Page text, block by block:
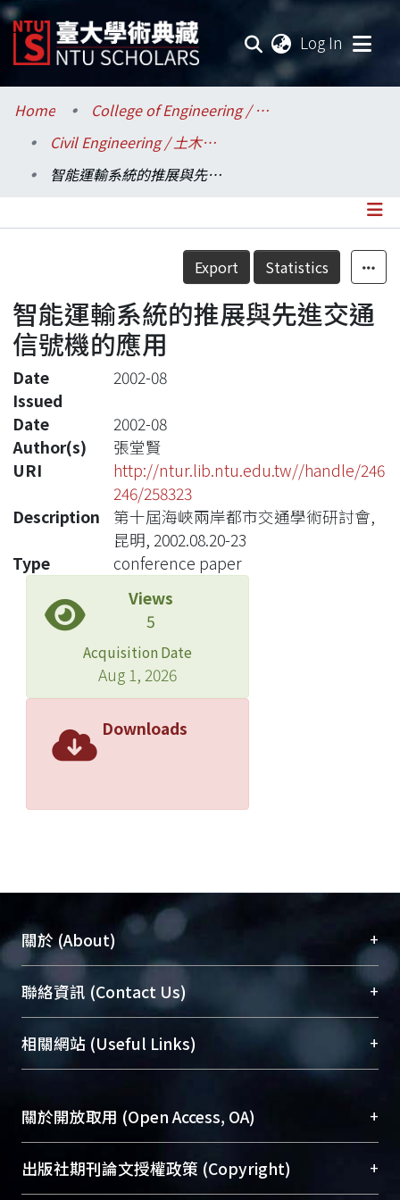
Log In
Communities & Collections
Research Outputs
Statistics
Home
College of Engineering / 工學院
Civil Engineering / 土木工程學系
智能運輸系統的推展與先進交通信號機的應用
Details
Export Statistics
智能運輸系統的推展與先進交通
信號機的應用
Date
Issued
2002-08
Date
2002-08
Author(s)
張堂賢
URI
http://ntur.lib.ntu.edu.tw//handle/246
246/258323
Description
第十屆海峽兩岸都市交通學術研討會,
昆明, 2002.08.20-23
Type
conference paper
Views
5
Acquisition Date
Aug 1, 2026
Downloads
關於 (About) +
臺大位居世界頂尖大學之列，為永久珍藏及向國際
展現本校豐碩的研究成果及學術能量，圖書館整合
機構典藏（NTUR）與學術庫（AH）不同功能平
台，成為臺大學術典藏NTU scholars。期能整合研
究能量、促進交流合作、保存學術產出、推廣研究
成果。
To permanently archive and promote researcher
profiles and scholarly works, Library integrates the
services of “NTU Repository” with “Academic
聯絡資訊 (Contact Us) +
總館學科館員(Main Library)
醫學圖書館學科館員(Medical Library)
(Social
Sciences Library)
相關網站 (Useful Links) +
關於開放取用 (Open Access, OA) +
開放取用是從使用者角度提升資訊取用性的社會運
動，應用在學術研究上是透過將研究著作公開供使
出版社期刊論文授權政策 (Copyright) +